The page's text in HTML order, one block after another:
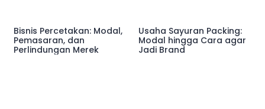
Bisnis Percetakan: Modal,
Pemasaran, dan
Perlindungan Merek
Usaha Sayuran Packing:
Modal hingga Cara agar
Jadi Brand